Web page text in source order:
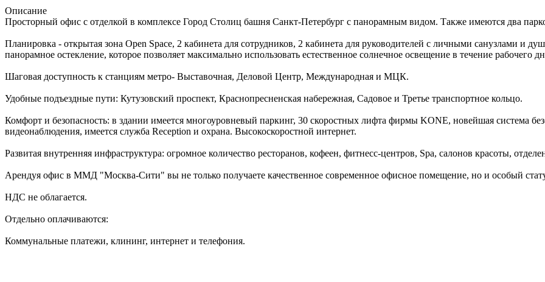
Описание
Просторный офис с отделкой в комплексе Город Столиц башня Санкт-Петербург с панорамным видом. Также имеются два
Планировка - открытая зона Open Space, 2 кабинета для сотрудников, 2 кабинета для руководителей с личными санузлами и
панорамное остекление, которое позволяет максимально использовать естественное солнечное освещение в течение рабочего
Шаговая доступность к станциям метро- Выставочная, Деловой Центр, Международная и МЦК.
Удобные подъездные пути: Кутузовский проспект, Краснопресненская набережная, Садовое и Третье транспортное кольцо.
Комфорт и безопасность: в здании имеется многоуровневый паркинг, 30 скоростных лифта фирмы KONE, новейшая система
видеонаблюдения, имеется служба Reception и охрана. Высокоскоростной интернет.
Развитая внутренняя инфраструктура: огромное количество ресторанов, кофеен, фитнесс-центров, Spa, салонов красоты,
Арендуя офис в ММД "Москва-Сити" вы не только получаете качественное современное офисное помещение, но и особый
НДС не облагается.
Отдельно оплачиваются:
Коммунальные платежи, клининг, интернет и телефония.